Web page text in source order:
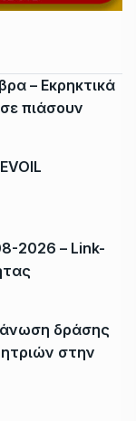
– Εκρηκτικά
πιάσουν
2026 – Link-
δράσης
στην